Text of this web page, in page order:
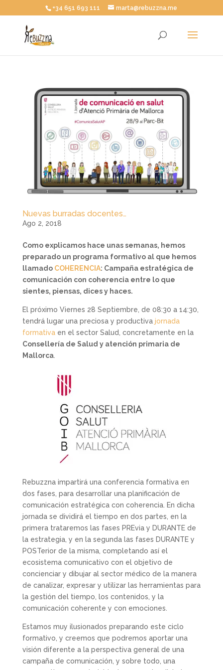
+34 651 693 111 marta@rebuzzna.me
Nuevas burradas docentes…
Ago 2, 2018
Como explicamos hace unas semanas, hemos
preparado un programa formativo al que hemos
llamado COHERENCIA: Campaña estratégica de
comunicación con coherencia entre lo que
sientes, piensas, dices y haces.
El próximo Viernes 28 Septiembre, de 08:30 a 14:30,
tendrá lugar una preciosa y productiva jornada
formativaen el sector Salud, concretamente en la
Consellería de Salud y atención primaria de
Mallorca.
Rebuzzna impartirá una conferencia formativa en
dos fases, para desarrollar una planificación de
comunicación estratégica con coherencia. En dicha
jornada se dividirá el tiempo en dos partes, en la
primera trataremos las fases PREvia y DURANTE de
la estrategia, y en la segunda las fases DURANTE y
POSTerior de la misma, completando así el
ecosistema comunicativo con el objetivo de
concienciar y dibujar al sector médico de la manera
de canalizar, expresar y utilizar las herramientas para
la gestión del tiempo, los contenidos, y la
comunicación coherente y con emociones.
Estamos muy ilusionados preparando este ciclo
formativo, y creemos que podremos aportar una
visión diferente a la perspectiva general de una
campaña de comunicación, y sobre todo, una